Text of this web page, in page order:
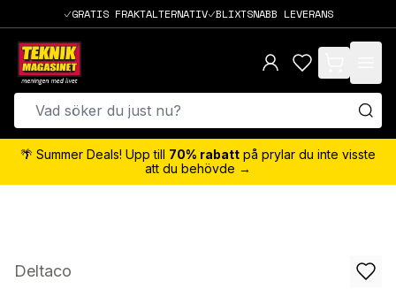
GRATIS FRAKTALTERNATIV BLIXTSNABB LEVERANS
items in cart,
🌴 Summer Deals! Upp till 70% rabatt på prylar du inte visste
att du behövde →
Deltaco